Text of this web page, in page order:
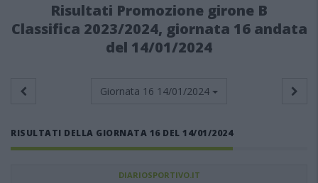
Risultati Promozione girone B
Classifica 2023/2024, giornata 16 andata
del 14/01/2024
Giornata 16 14/01/2024
RISULTATI DELLA GIORNATA 16 DEL 14/01/2024
DIARIOSPORTIVO.IT